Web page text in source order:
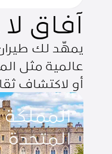
آفاق
يمهّد لك
عالمية مثل
أو لاكتشاف
المملكة المتحدة
المملكة
المتحدة